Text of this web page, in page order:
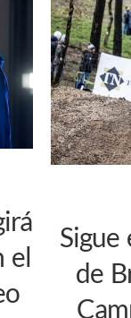
el
de